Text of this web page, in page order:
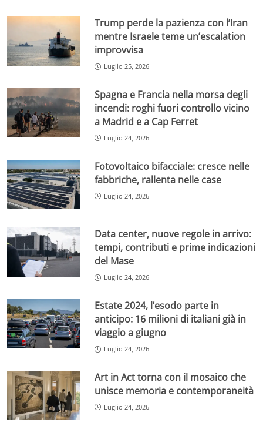
Trump perde la pazienza con l’Iran
mentre Israele teme un’escalation
improvvisa
Luglio 25, 2026
Spagna e Francia nella morsa degli
incendi: roghi fuori controllo vicino
a Madrid e a Cap Ferret
Luglio 24, 2026
Fotovoltaico bifacciale: cresce nelle
fabbriche, rallenta nelle case
Luglio 24, 2026
Data center, nuove regole in arrivo:
tempi, contributi e prime indicazioni
del Mase
Luglio 24, 2026
Estate 2024, l’esodo parte in
anticipo: 16 milioni di italiani già in
viaggio a giugno
Luglio 24, 2026
Art in Act torna con il mosaico che
unisce memoria e contemporaneità
Luglio 24, 2026